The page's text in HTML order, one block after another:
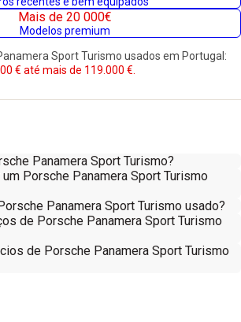
Mais de 20 000€
Modelos premium
Sport Turismo usados em Portugal:
€ até mais de 119.000 €.
Panamera Sport Turismo?
Porsche Panamera Sport Turismo
Panamera Sport Turismo usado?
de Porsche Panamera Sport Turismo
de Porsche Panamera Sport Turismo